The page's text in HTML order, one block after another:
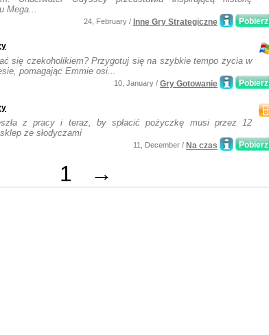
Mega...
Pobierz
24, February / Inne Gry Strategiczne
się czekoholikiem? Przygotuj się na szybkie tempo życia w
pomagając Emmie osi...
Pobierz
10, January / Gry Gotowanie
z pracy i teraz, by spłacić pożyczkę musi przez 12
ze słodyczami
Pobierz
11, December / Na czas
1 →